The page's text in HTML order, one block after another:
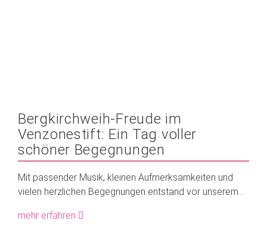
Bergkirchweih-Freude im
Venzonestift: Ein Tag voller
schöner Begegnungen
Mit passender Musik, kleinen Aufmerksamkeiten und
vielen herzlichen Begegnungen entstand vor unserem...
mehr erfahren